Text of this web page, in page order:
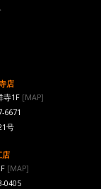
店
寺1F [MAP]
6671
号
店
[MAP]
0405